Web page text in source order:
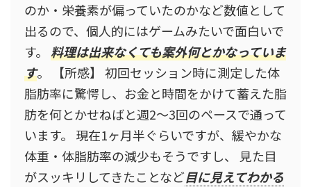
のか・栄養素が偏っていたのかなど数値として
出るので、個人的にはゲームみたいで面白いで
す。 料理は出来なくても案外何とかなっていま
す。 【所感】 初回セッション時に測定した体
脂肪率に驚愕し、お金と時間をかけて蓄えた脂
肪を何とかせねばと週2〜3回のペースで通って
います。 現在1ヶ月半ぐらいですが、緩やかな
体重・体脂肪率の減少もそうですし、 見た目
がスッキリしてきたことなど目に見えてわかる